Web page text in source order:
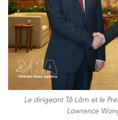
Le dirigeant Tô Lâm et le
Lawrence